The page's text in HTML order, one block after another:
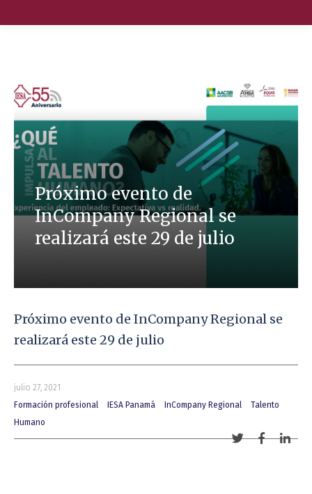
Oferta Académica
Educación Ejecutiva
Soluciones Empresariales
International Faculty
Próximo evento de
InCompany Regional se
realizará este 29 de julio
Próximo evento de InCompany Regional se
realizará este 29 de julio
julio 27, 2021
Formación profesional
IESA Panamá InCompany Regional
Talento
Humano
Compartir